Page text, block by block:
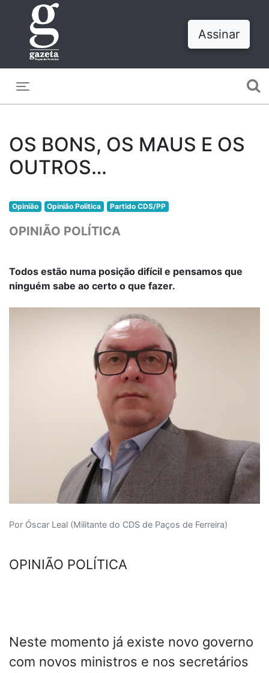
Assinar
OS BONS, OS MAUS E OS
OUTROS…
Opinião Opinião Politica Partido CDS/PP
OPINIÃO POLÍTICA
Todos estão numa posição difícil e pensamos que
ninguém sabe ao certo o que fazer.
Por Óscar Leal (Militante do CDS de Paços de Ferreira)
OPINIÃO POLÍTICA
Neste momento já existe novo governo
com novos ministros e nos secretários